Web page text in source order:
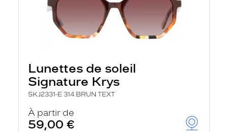
Lunettes de soleil
Signature Krys
SKJ2331-E 314 BRUN TEXT
À partir de
59,00 €